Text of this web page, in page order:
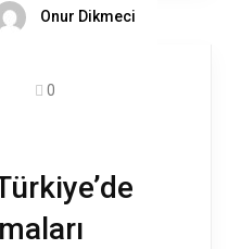
Onur Dikmeci
0